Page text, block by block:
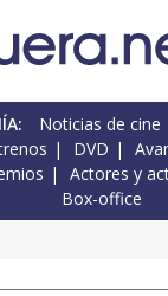
Noticias de cine
DVD
Actores y
Box-office